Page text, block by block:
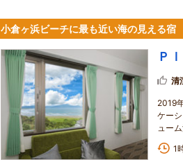
小倉ヶ浜ビーチに最も近い海の見える
Ｐ
清
2019
ケー
ュー
1